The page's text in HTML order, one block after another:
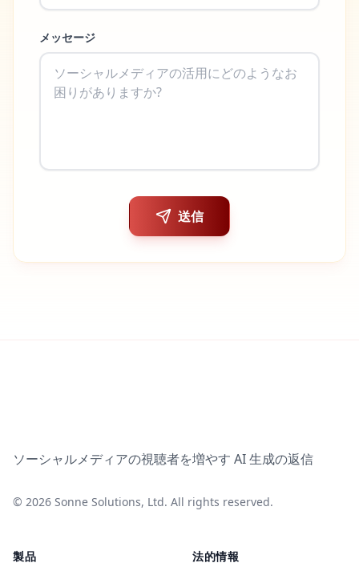
メッセージ
送信
ソーシャルメディアの視聴者を増やす AI 生成の返信
© 2026 Sonne Solutions, Ltd. All rights reserved.
製品 法的情報